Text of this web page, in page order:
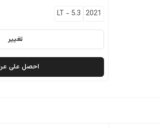
2021
LT - 5.3
تغيير
احصل على